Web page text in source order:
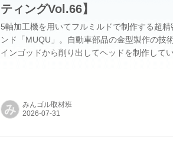
ティングVol.66】
5軸加工機を用いてフルミルドで制作する超
ンド「MUQU」。自動車部品の金型製作の技
インゴッドから削り出してヘッドを制作して
み みんゴル取材班